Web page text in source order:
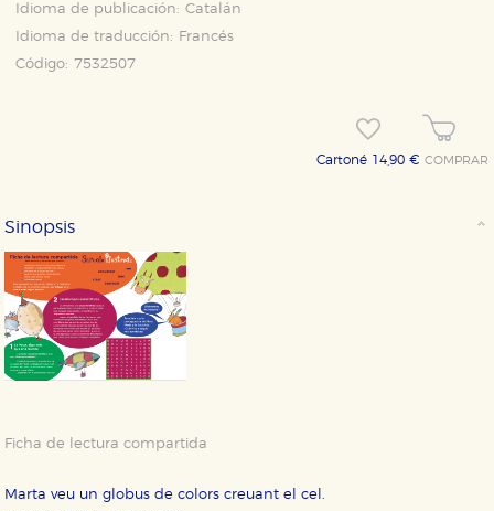
Idioma de publicación: Catalán
Idioma de traducción:
Francés
Código: 7532507
Cartoné 14,90 €COMPRAR
Sinopsis
Ficha de lectura compartida
Marta veu un globus de colors creuant el cel.